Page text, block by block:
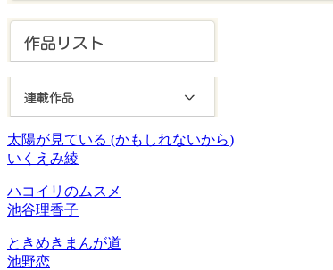
太陽が見ている (かもしれないから)
いくえみ綾
ハコイリのムスメ
池谷理香子
ときめきまんが道
池野恋